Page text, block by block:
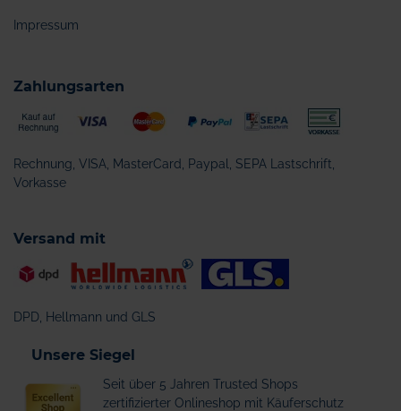
Impressum
Zahlungsarten
Rechnung, VISA, MasterCard, Paypal, SEPA Lastschrift,
Vorkasse
Versand mit
DPD, Hellmann und GLS
Unsere Siegel
Seit über 5 Jahren Trusted Shops
zertifizierter Onlineshop mit Käuferschutz